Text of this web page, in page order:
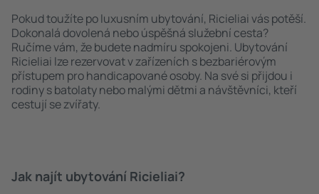
Pokud toužíte po luxusním ubytování, Ricieliai vás potěší.
Dokonalá dovolená nebo úspěšná služební cesta?
Ručíme vám, že budete nadmíru spokojeni. Ubytování
Ricieliai lze rezervovat v zařízeních s bezbariérovým
přístupem pro handicapované osoby. Na své si přijdou i
rodiny s batolaty nebo malými dětmi a návštěvníci, kteří
cestují se zvířaty.
Jak najít ubytování Ricieliai?